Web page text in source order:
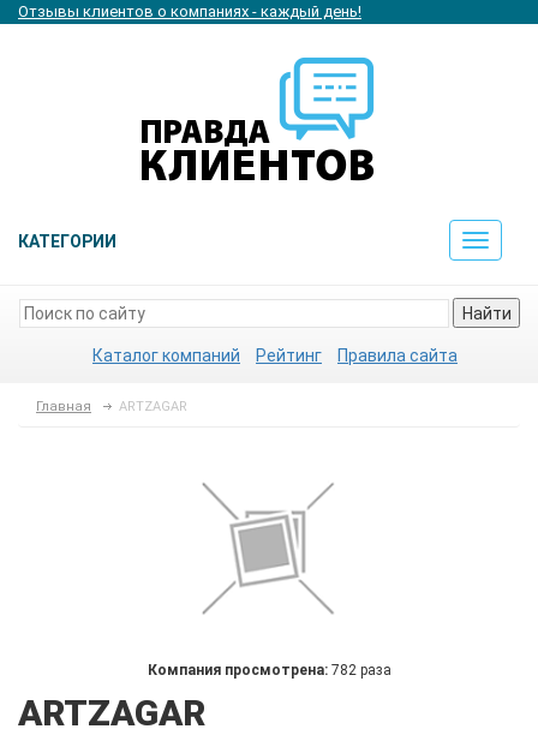
Отзывы клиентов о компаниях - каждый день!
КАТЕГОРИИ
Toggle
Найти
Каталог компаний Рейтинг Правила сайта
Главная ARTZAGAR
Компания просмотрена: 782 раза
ARTZAGAR